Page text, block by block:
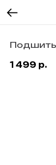
Подшить
1 499 р.